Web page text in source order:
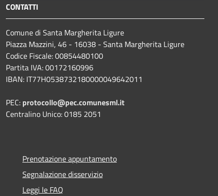
CONTATTI
Comune di Santa Margherita Ligure
Piazza Mazzini, 46 - 16038 - Santa Margherita Ligure
Codice Fiscale: 00854480100
Partita IVA: 00172160996
IBAN: IT77H0538732180000049642011
PEC: protocollo@pec.comunesml.it
Centralino Unico: 0185 2051
Prenotazione appuntamento
Segnalazione disservizio
Leggi le FAQ